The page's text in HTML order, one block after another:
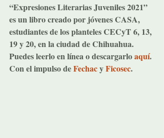
“Expresiones Literarias Juveniles 2021”
es un libro creado por jóvenes CASA,
estudiantes de los planteles CECyT 6, 13,
19 y 20, en la ciudad de Chihuahua.
Puedes leerlo en línea o descargarlo aquí.
Con el impulso de Fechac y Ficosec.